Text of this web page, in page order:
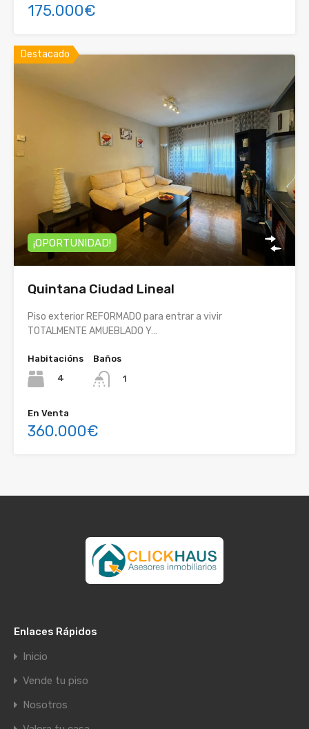
175.000€
Destacado
¡OPORTUNIDAD!
Quintana Ciudad Lineal
Piso exterior REFORMADO para entrar a vivir
TOTALMENTE AMUEBLADO Y…
Habitacións
4
Baños
1
En Venta
360.000€
Enlaces Rápidos
Inicio
Vende tu piso
Nosotros